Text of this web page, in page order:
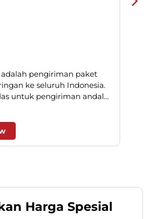
adalah pengiriman paket
ke seluruh Indonesia.
untuk pengiriman andal
Harga Spesial